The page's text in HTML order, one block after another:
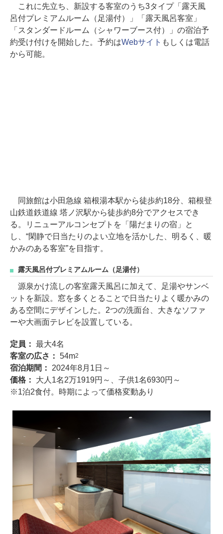
これに先立ち、新設する客室のうち3タイプ「露天風
呂付プレミアムルーム（足湯付）」「露天風呂客室」
「スタンダードルーム（シャワーブース付）」の宿泊予
約受け付けを開始した。予約はWebサイト もしくは電話
から可能。
同旅館は小田急線 箱根湯本駅から徒歩約18分、箱根登
山鉄道鉄道線 塔ノ沢駅から徒歩約8分でアクセスでき
る。リニューアルコンセプトを「陽だまりの宿」と
し、“閑静で日当たりのよい立地を活かした、明るく、暖
かみのある客室”を目指す。
露天風呂付プレミアムルーム（足湯付）
源泉かけ流しの客室露天風呂に加えて、足湯やサンベ
ットを新設。窓を多くとることで日当たりよく暖かみの
ある空間にデザインした。2つの洗面台、大きなソファ
ーや大画面テレビを設置している。
定員： 最大4名
客室の広さ： 54m2
宿泊期間： 2024年8月1日～
価格： 大人1名2万1919円～、子供1名6930円～
※1泊2食付。時期によって価格変動あり